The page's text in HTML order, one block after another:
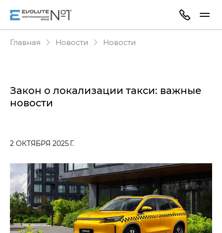
Главная Новости Новости
Закон о локализации такси: важные
новости
2 ОКТЯБРЯ 2025 Г.